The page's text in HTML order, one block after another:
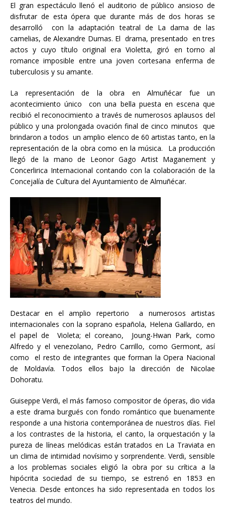
El gran espectáculo llenó el auditorio de público ansioso de
disfrutar de esta ópera que durante más de dos horas se
desarrolló con la adaptación teatral de La dama de las
camelias, de Alexandre Dumas. El drama, presentado en tres
actos y cuyo título original era Violetta, giró en torno al
romance imposible entre una joven cortesana enferma de
tuberculosis y su amante.
La representación de la obra en Almuñécar fue un
acontecimiento único con una bella puesta en escena que
recibió el reconocimiento a través de numerosos aplausos del
público y una prolongada ovación final de cinco minutos que
brindaron a todos un amplio elenco de 60 artistas tanto, en la
representación de la obra como en la música. La producción
llegó de la mano de Leonor Gago Artist Maganement y
Concerlirica Internacional contando con la colaboración de la
Concejalía de Cultura del Ayuntamiento de Almuñécar.
Destacar en el amplio repertorio a numerosos artistas
internacionales con la soprano española, Helena Gallardo, en
el papel de Violeta; el coreano, Joung-Hwan Park, como
Alfredo y el venezolano, Pedro Carrillo, como Germont, así
como el resto de integrantes que forman la Opera Nacional
de Moldavía. Todos ellos bajo la dirección de Nicolae
Dohoratu.
Guiseppe Verdi, el más famoso compositor de óperas, dio vida
a este drama burgués con fondo romántico que buenamente
responde a una historia contemporánea de nuestros días. Fiel
a los contrastes de la historia, el canto, la orquestación y la
pureza de líneas melódicas están tratados en La Traviata en
un clima de intimidad novísimo y sorprendente. Verdi, sensible
a los problemas sociales eligió la obra por su crítica a la
hipócrita sociedad de su tiempo, se estrenó en 1853 en
Venecia. Desde entonces ha sido representada en todos los
teatros del mundo.